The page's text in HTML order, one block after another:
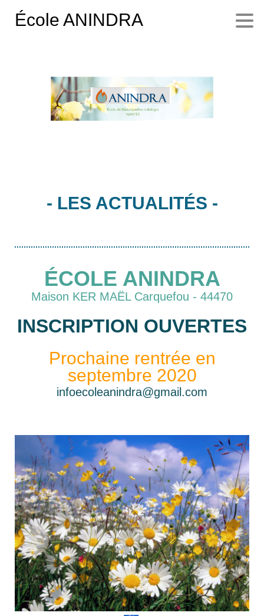
École ANINDRA
- LES ACTUALITÉS -
ÉCOLE ANINDRA
Maison KER MAËL Carquefou - 44470
INSCRIPTION OUVERTES
Prochaine rentrée en
septembre 2020
infoecoleanindra@gmail.com